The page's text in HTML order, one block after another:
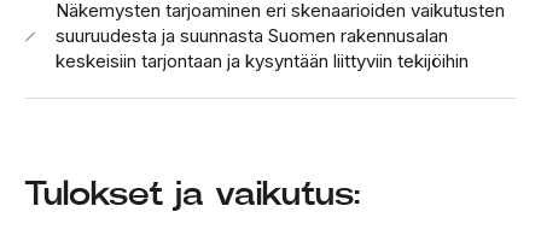
Näkemysten tarjoaminen eri skenaarioiden vaikutusten
suuruudesta ja suunnasta Suomen rakennusalan
keskeisiin tarjontaan ja kysyntään liittyviin tekijöihin
Tulokset ja vaikutus: